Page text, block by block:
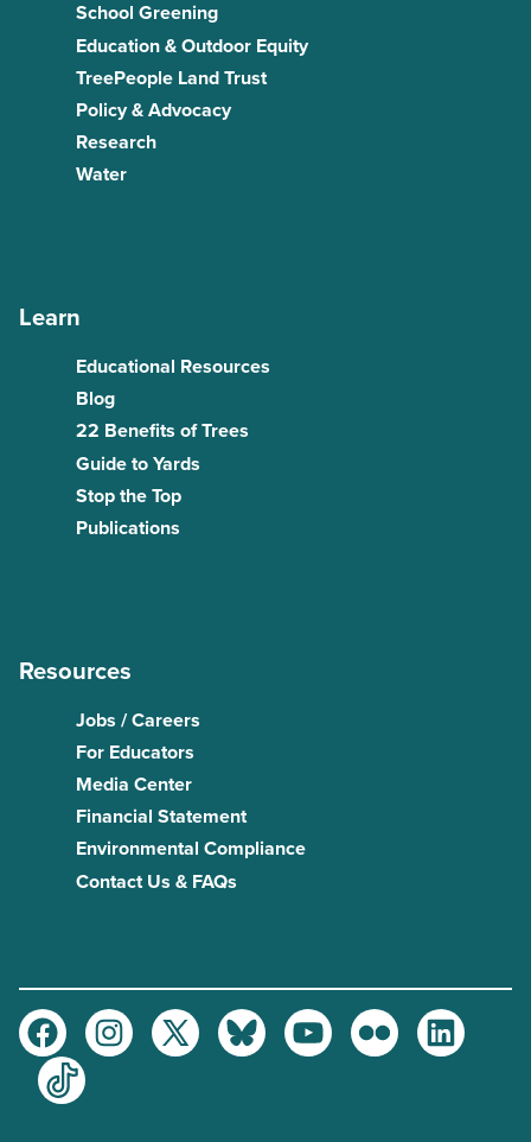
School Greening
Education & Outdoor Equity
TreePeople Land Trust
Policy & Advocacy
Research
Water
Learn
Educational Resources
Blog
22 Benefits of Trees
Guide to Yards
Stop the Top
Publications
Resources
Jobs / Careers
For Educators
Media Center
Financial Statement
Environmental Compliance
Contact Us & FAQs
FacebookInstagramTwitter BlueskyYoutubeFlickr
LinkedIn
TikTok